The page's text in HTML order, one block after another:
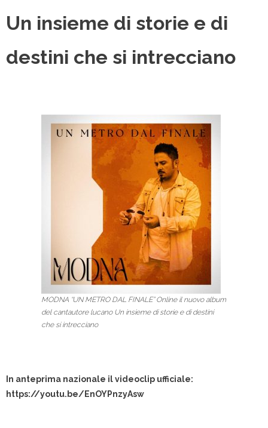
Un insieme di storie e di
destini che si intrecciano
MODNA “UN METRO DAL FINALE” Online il nuovo album
del cantautore lucano Un insieme di storie e di destini
che si intrecciano
In anteprima nazionale il videoclip ufficiale:
https://youtu.be/EnOYPnzyAsw